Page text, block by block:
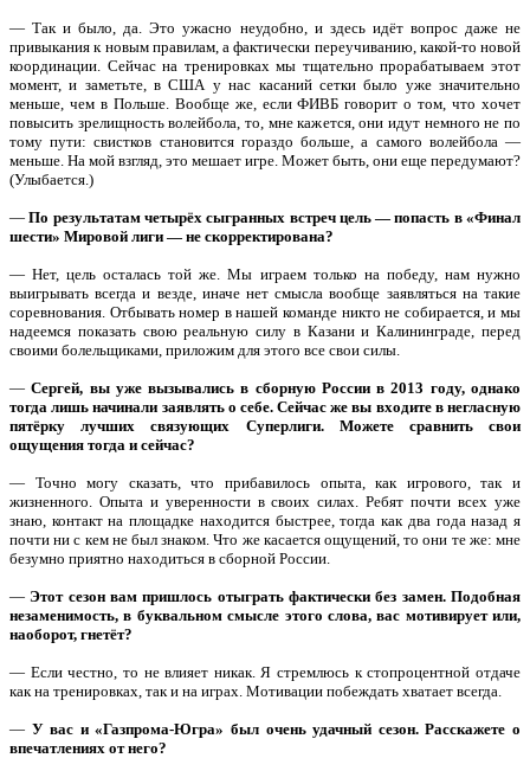
— Так и было, да. Это ужасно неудобно, и здесь идёт вопрос даже не
привыкания к новым правилам, а фактически переучиванию, какой-то новой
координации. Сейчас на тренировках мы тщательно прорабатываем этот
момент, и заметьте, в США у нас касаний сетки было уже значительно
меньше, чем в Польше. Вообще же, если ФИВБ говорит о том, что хочет
повысить зрелищность волейбола, то, мне кажется, они идут немного не по
тому пути: свистков становится гораздо больше, а самого волейбола —
меньше. На мой взгляд, это мешает игре. Может быть, они еще передумают?
(Улыбается.)
—По результатам четырёх сыгранных встреч цель — попасть в «Финал
шести» Мировой лиги — не скорректирована?
— Нет, цель осталась той же. Мы играем только на победу, нам нужно
выигрывать всегда и везде, иначе нет смысла вообще заявляться на такие
соревнования. Отбывать номер в нашей команде никто не собирается, и мы
надеемся показать свою реальную силу в Казани и Калининграде, перед
своими болельщиками, приложим для этого все свои силы.
—Сергей, вы уже вызывались в сборную России в 2013 году, однако
тогда лишь начинали заявлять о себе. Сейчас же вы входите в негласную
пятёрку лучших связующих Суперлиги. Можете сравнить свои
ощущения тогда и сейчас?
— Точно могу сказать, что прибавилось опыта, как игрового, так и
жизненного. Опыта и уверенности в своих силах. Ребят почти всех уже
знаю, контакт на площадке находится быстрее, тогда как два года назад я
почти ни с кем не был знаком. Что же касается ощущений, то они те же: мне
безумно приятно находиться в сборной России.
— Этот сезон вам пришлось отыграть фактически без замен. Подобная
незаменимость, в буквальном смысле этого слова, вас мотивирует или,
наоборот, гнетёт?
— Если честно, то не влияет никак. Я стремлюсь к стопроцентной отдаче
как на тренировках, так и на играх. Мотивации побеждать хватает всегда.
— У вас и «Газпрома-Югра» был очень удачный сезон. Расскажете о
впечатлениях от него?